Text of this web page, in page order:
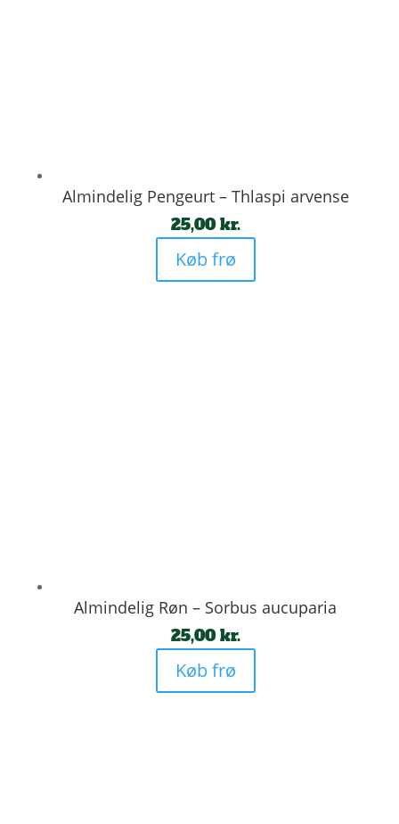
Almindelig Pengeurt – Thlaspi arvense
25,00kr.
Køb frø
Almindelig Røn – Sorbus aucuparia
25,00kr.
Køb frø